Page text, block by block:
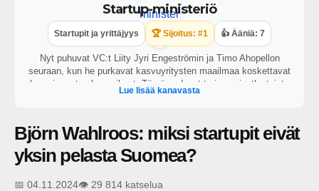
Startup-ministeriö
Startupit ja yrittäjyys 🏆 Sijoitus: #1 👍 Ääniä: 7
Nyt puhuvat VC:t Liity Jyri Engeströmin ja Timo Ahopellon
seuraan, kun he purkavat kasvuyritysten maailmaa koskettavat
kuumimmat puheenaiheet. Tämä podcast tarjoaa ainutlaatuista
näkemystä, asiantuntemusta ja keskustelua siitä, mitä todella
Lue lisää kanavasta
Björn Wahlroos: miksi startupit eivät
yksin pelasta Suomea?
📅 04.11.2024👁️ 29 814 katselua